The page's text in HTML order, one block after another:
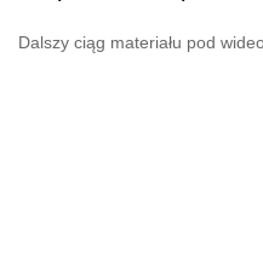
Dalszy ciąg materiału pod